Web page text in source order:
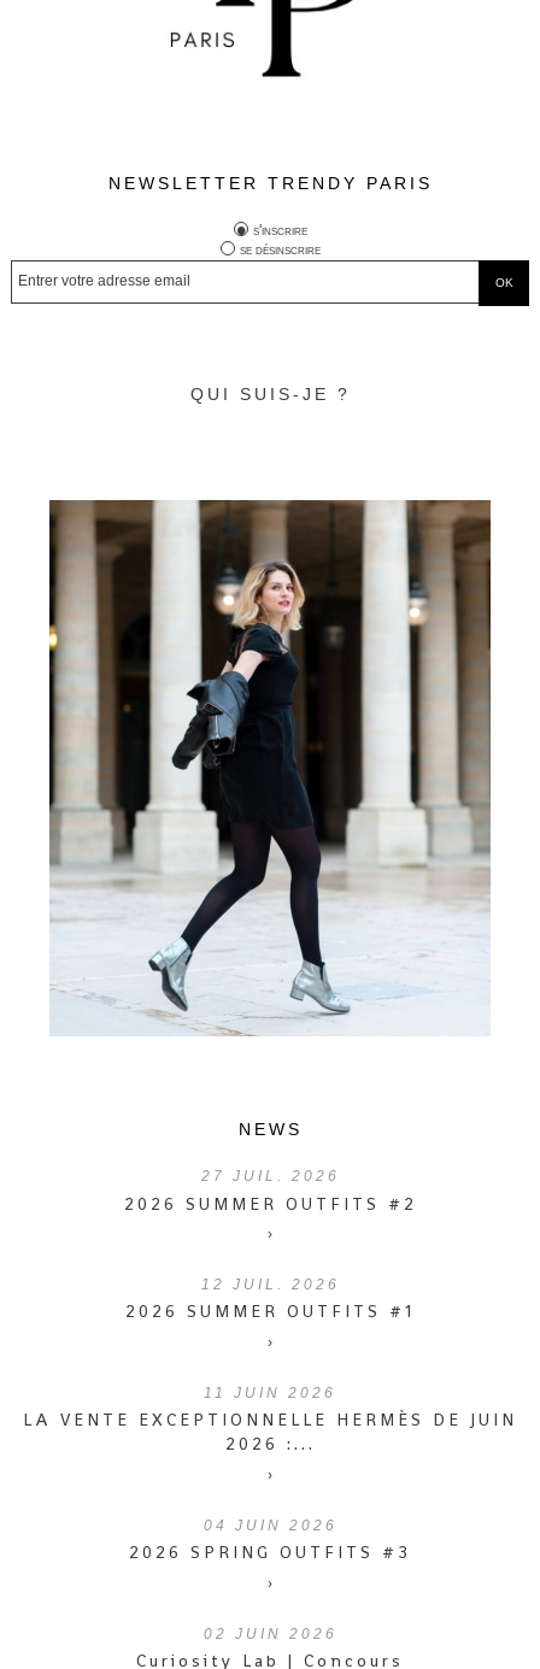
NEWSLETTER TRENDY PARIS
s'inscrire
se désinscrire
QUI SUIS-JE ?
NEWS
27 JUIL. 2026
2026 SUMMER OUTFITS #2
›
12 JUIL. 2026
2026 SUMMER OUTFITS #1
›
11 JUIN 2026
LA VENTE EXCEPTIONNELLE HERMÈS DE JUIN
2026 :...
›
04 JUIN 2026
2026 SPRING OUTFITS #3
›
02 JUIN 2026
Curiosity Lab | Concours